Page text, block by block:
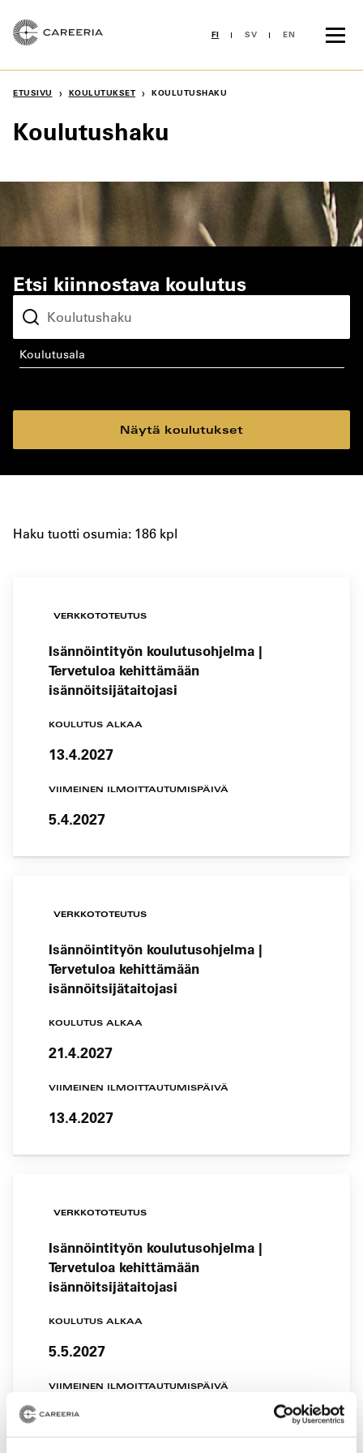
sisältöön
FI SV EN
ETUSIVU › KOULUTUKSET › KOULUTUSHAKU
Koulutushaku
Etsi kiinnostava koulutus
koulutusala
Näytä koulutukset
Haku tuotti osumia: 186 kpl
VERKKOTOTEUTUS
Isännöintityön koulutusohjelma |
Tervetuloa kehittämään
isännöitsijätaitojasi
KOULUTUS ALKAA
13.4.2027
VIIMEINEN ILMOITTAUTUMISPÄIVÄ
5.4.2027
VERKKOTOTEUTUS
Isännöintityön koulutusohjelma |
Tervetuloa kehittämään
isännöitsijätaitojasi
KOULUTUS ALKAA
21.4.2027
VIIMEINEN ILMOITTAUTUMISPÄIVÄ
13.4.2027
VERKKOTOTEUTUS
Isännöintityön koulutusohjelma |
Tervetuloa kehittämään
isännöitsijätaitojasi
KOULUTUS ALKAA
5.5.2027
VIIMEINEN ILMOITTAUTUMISPÄIVÄ
27.4.2027